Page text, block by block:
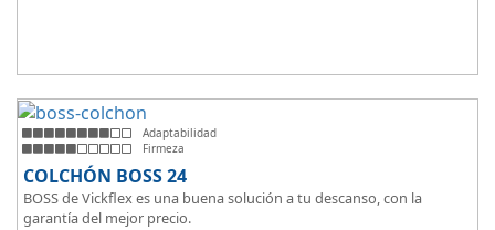
Adaptabilidad
Firmeza
COLCHÓN BOSS 24
BOSS de Vickflex es una buena solución a tu descanso, con la
garantía del mejor precio.